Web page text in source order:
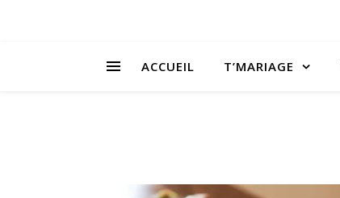
ACCUEIL T’MARIAGE